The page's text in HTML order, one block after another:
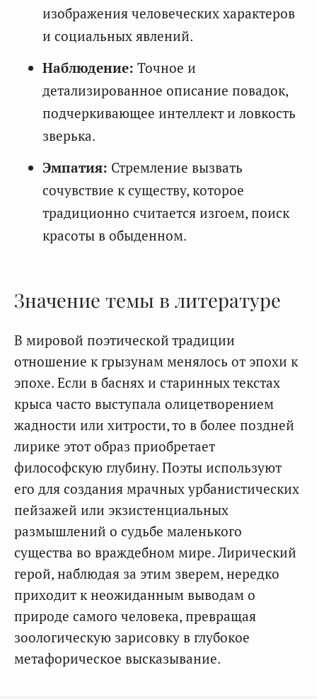
изображения человеческих характеров
и социальных явлений.
Наблюдение: Точное и
детализированное описание повадок,
подчеркивающее интеллект и ловкость
зверька.
Эмпатия: Стремление вызвать
сочувствие к существу, которое
традиционно считается изгоем, поиск
красоты в обыденном.
Значение темы в литературе
В мировой поэтической традиции
отношение к грызунам менялось от эпохи к
эпохе. Если в баснях и старинных текстах
крыса часто выступала олицетворением
жадности или хитрости, то в более поздней
лирике этот образ приобретает
философскую глубину. Поэты используют
его для создания мрачных урбанистических
пейзажей или экзистенциальных
размышлений о судьбе маленького
существа во враждебном мире. Лирический
герой, наблюдая за этим зверем, нередко
приходит к неожиданным выводам о
природе самого человека, превращая
зоологическую зарисовку в глубокое
метафорическое высказывание.